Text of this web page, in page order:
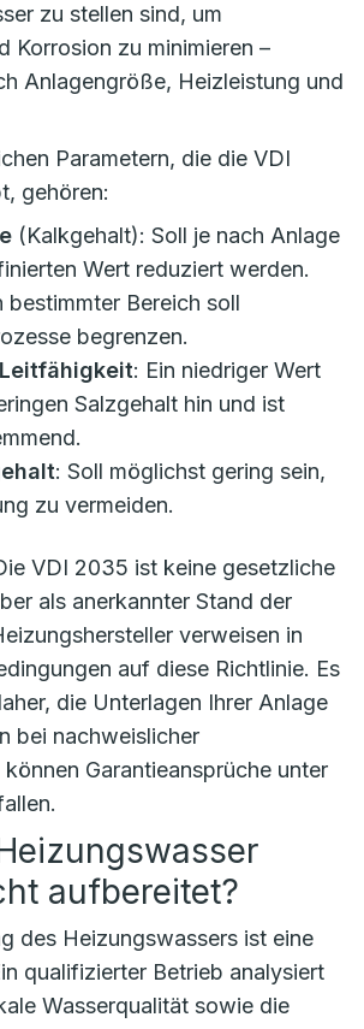
zu stellen sind, um
Korrosion zu minimieren –
Anlagengröße, Heizleistung und
Parametern, die die VDI
gehören:
(Kalkgehalt): Soll je nach Anlage
Wert reduziert werden.
bestimmter Bereich soll
begrenzen.
: Ein niedriger Wert
Salzgehalt hin und ist
: Soll möglichst gering sein,
zu vermeiden.
VDI 2035 ist keine gesetzliche
als anerkannter Stand der
verweisen in
auf diese Richtlinie. Es
die Unterlagen Ihrer Anlage
bei nachweislicher
Garantieansprüche unter
aufbereitet?
des Heizungswassers ist eine
qualifizierter Betrieb analysiert
Wasserqualität sowie die